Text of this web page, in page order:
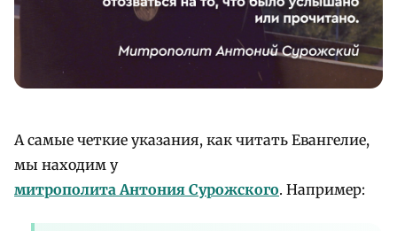
А самые четкие указания, как читать Евангелие,
мы находим у
митрополита Антония Сурожского. Например: